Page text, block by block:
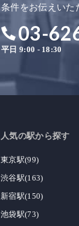
条件をお伝えいた
03-
平日 9:00 - 18:30
人気の駅から探す
東京駅(99)
渋谷駅(163)
新宿駅(150)
池袋駅(73)